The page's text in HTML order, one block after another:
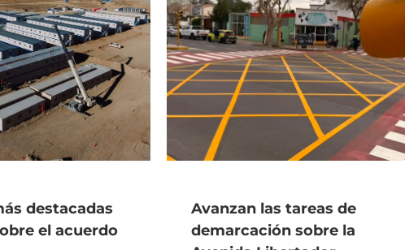
destacadas
el acuerdo
Avanzan las tareas de
demarcación sobre la